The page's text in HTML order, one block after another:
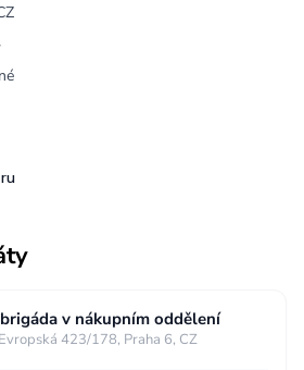
v nákupním oddělení
Evropská 423/178, Praha 6, CZ